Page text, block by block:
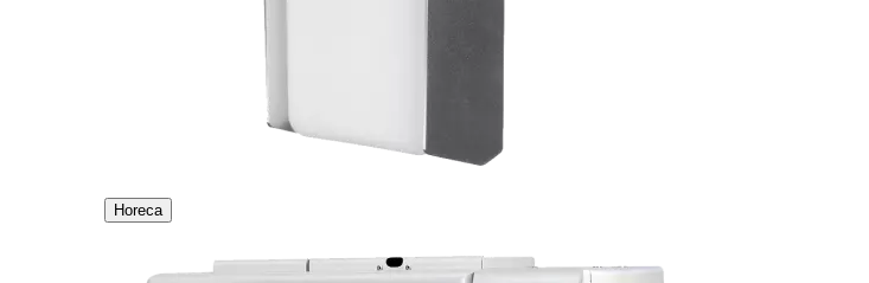
Horeca